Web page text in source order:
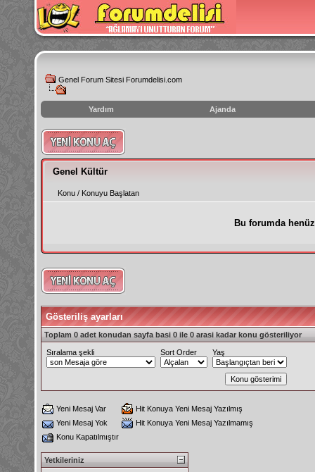
Genel Forum Sitesi Forumdelisi.com
Yardım Ajanda
instagram
izlenme
hilesi
Genel Kültür
Konu / Konuyu Başlatan
Bu forumda
Gösteriliş ayarları
Toplam 0 adet konudan sayfa basi 0 ile 0 arasi kadar konu gösteriliyor
Sıralama şekli Sort Order Yaş
Yeni Mesaj Var
Hit Konuya Yeni Mesaj Yazılmış
Yeni Mesaj Yok
Hit Konuya Yeni Mesaj Yazılmamış
Konu Kapatılmıştır
Yetkileriniz